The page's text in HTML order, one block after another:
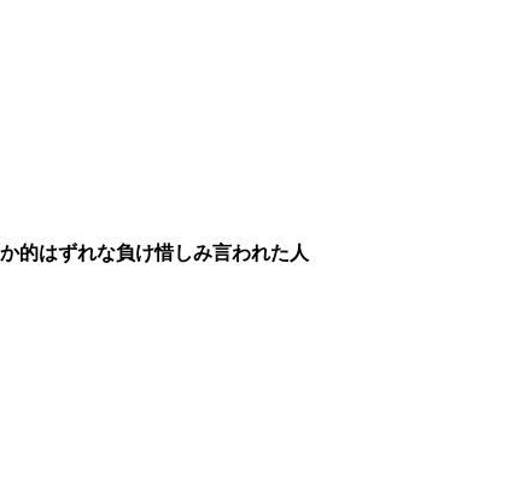
的はずれな負け惜しみ言われた人